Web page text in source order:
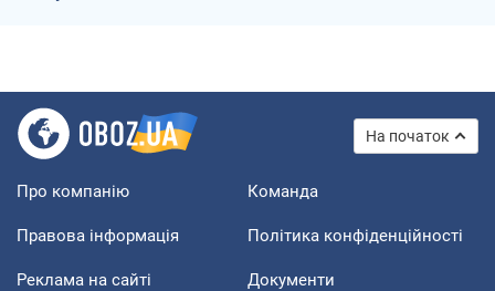
На початок
Про компанію Команда
Правова інформація Політика конфіденційності
Реклама на сайті Документи